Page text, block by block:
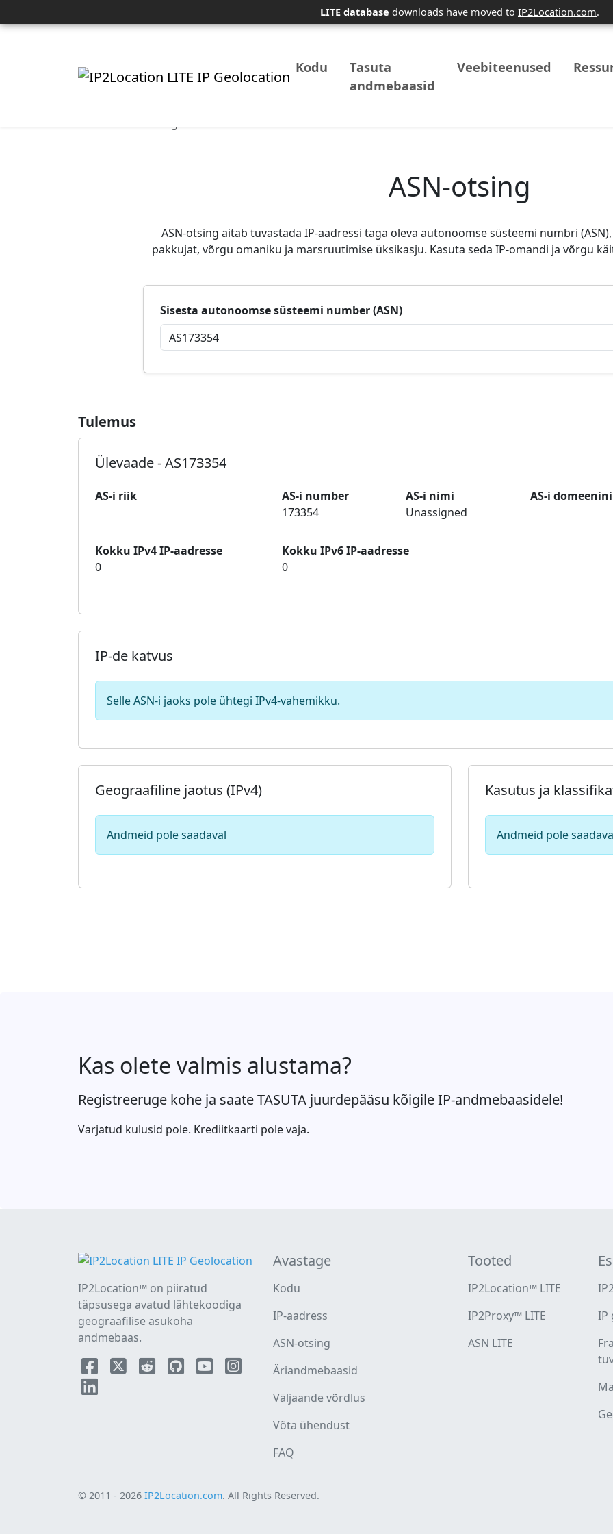
LITE database downloads have moved to IP2Location.com.
Kodu
Tasuta
andmebaasid
Veebiteenused
Kodu
ASN-otsing
ASN-otsing
ASN-otsing aitab tuvastada IP‑aadressi taga oleva autonoomse süsteemi numbri
pakkujat, võrgu omaniku ja marsruutimise üksikasju. Kasuta seda IP‑omandi ja võrgu
Sisesta autonoomse süsteemi number (ASN)
Tulemus
Ülevaade - AS173354
AS-i riik
AS-i number
173354
AS-i nimi
Unassigned
AS-i
Kokku IPv4 IP-aadresse
0
Kokku IPv6 IP-aadresse
0
IP-de katvus
Selle ASN-i jaoks pole ühtegi IPv4-vahemikku.
Geograafiline jaotus (IPv4)
Andmeid pole saadaval
Kasutus ja
Andmeid pole
Kas olete valmis alustama?
Registreeruge kohe ja saate TASUTA juurdepääsu kõigile IP-andmebaasidele!
Varjatud kulusid pole. Krediitkaarti pole vaja.
IP2Location™ on piiratud
täpsusega avatud lähtekoodiga
geograafilise asukoha
andmebaas.
Avastage
Kodu
IP-aadress
ASN-otsing
Äriandmebaasid
Väljaande võrdlus
Võta ühendust
FAQ
Tooted
IP2Location™ LITE
IP2Proxy™ LITE
ASN LITE
IP
© 2011 - 2026 IP2Location.com. All Rights Reserved.